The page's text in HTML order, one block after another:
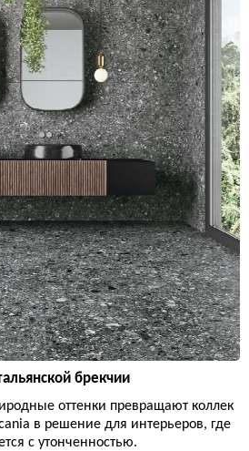
брекчии
оттенки превращают коллек
в решение для интерьеров, где
с утонченностью.